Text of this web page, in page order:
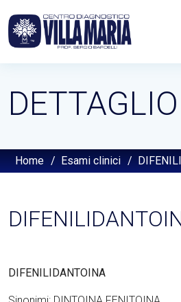
Home / Esami clinici /
DIFENILIDANTOINA